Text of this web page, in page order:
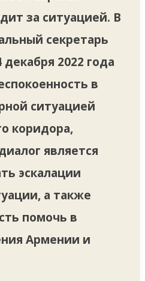
за ситуацией. В
секретарь
2022 года
в
ситуацией
коридора,
является
эскалации
а также
помочь в
Армении и